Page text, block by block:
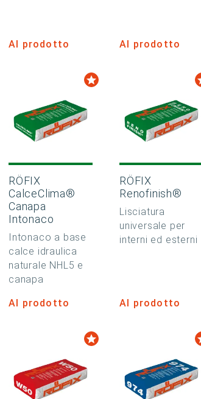
Al prodotto Al prodotto
RÖFIX
CalceClima®
Canapa
Intonaco
Intonaco a base
calce idraulica
naturale NHL5 e
canapa
Al prodotto
RÖFIX
Renofinish®
Lisciatura
universale per
interni ed esterni
Al prodotto